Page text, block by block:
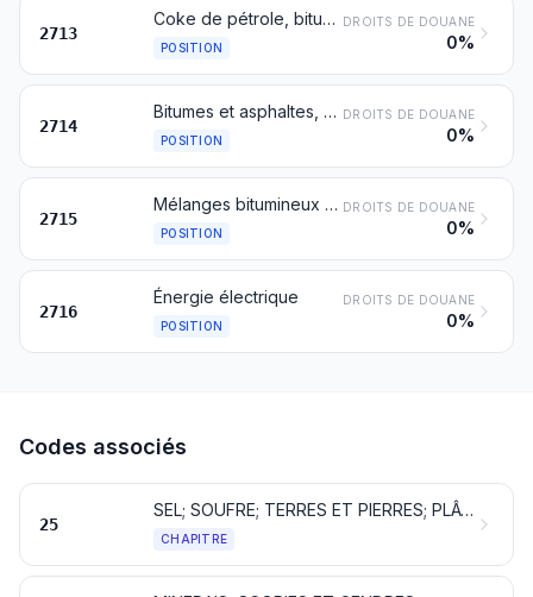
2713
Coke de pétrole, bitume de pétrole et autres résidus des huiles de pétrole ou de minéraux bitumineux
POSITION
DROITS DE DOUANE
0%
2714
Bitumes et asphaltes, naturels; schistes et sables bitumineux; asphaltites et roches asphaltiques
POSITION
DROITS DE DOUANE
0%
2715
Mélanges bitumineux à base d'asphalte ou de bitume naturels, de bitume de pétrole, de goudron minéral ou de brai de goudron minéral (mastics bitumineux, cut-backs, par exemple)
POSITION
DROITS DE DOUANE
0%
2716
Énergie électrique
POSITION
DROITS DE DOUANE
0%
Codes associés
25
SEL; SOUFRE; TERRES ET PIERRES; PLÂTRES, CHAUX ET CIMENTS
CHAPITRE